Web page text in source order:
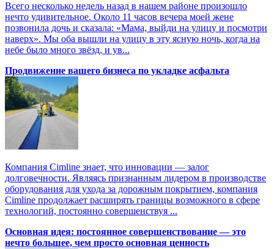
Всего несколько недель назад в нашем районе произошло
нечто удивительное. Около 11 часов вечера моей жене
позвонила дочь и сказала: «Мама, выйди на улицу и посмотри
наверх». Мы оба вышли на улицу в эту ясную ночь, когда на
небе было много звёзд, и ув...
Продвижение вашего бизнеса по укладке асфальта
Компания Cimline знает, что инновации — залог
долговечности. Являясь признанным лидером в производстве
оборудования для ухода за дорожным покрытием, компания
Cimline продолжает расширять границы возможного в сфере
технологий, постоянно совершенствуя ...
Основная идея: постоянное совершенствование — это
нечто большее, чем просто основная ценность